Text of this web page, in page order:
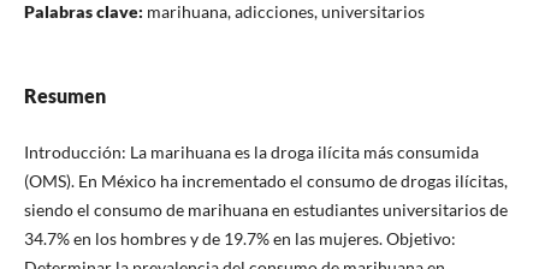
Palabras clave: marihuana, adicciones, universitarios
Resumen
Introducción: La marihuana es la droga ilícita más consumida
(OMS). En México ha incrementado el consumo de drogas ilícitas,
siendo el consumo de marihuana en estudiantes universitarios de
34.7% en los hombres y de 19.7% en las mujeres. Objetivo: